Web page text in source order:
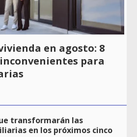
en agosto: 8
para
transformarán las
en los próximos cinco